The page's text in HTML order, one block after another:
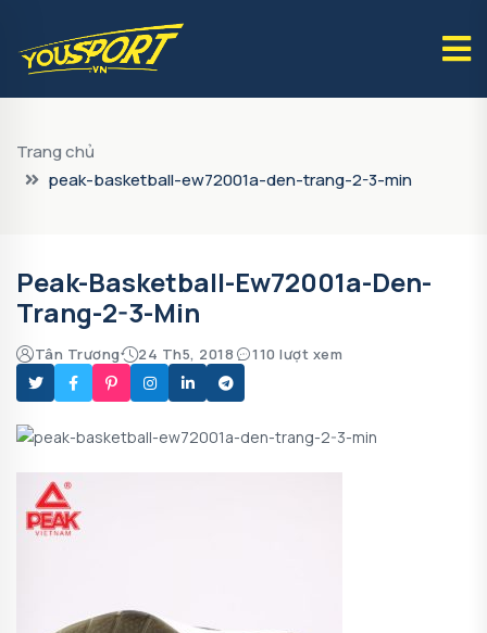
Trang chủ
peak-basketball-ew72001a-den-trang-2-3-min
Peak-Basketball-Ew72001a-Den-
Trang-2-3-Min
Tân Trương 24 Th5, 2018 110 lượt xem